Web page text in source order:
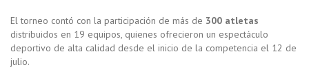
El torneo contó con la participación de más de 300 atletas
distribuidos en 19 equipos, quienes ofrecieron un espectáculo
deportivo de alta calidad desde el inicio de la competencia el 12 de
julio.